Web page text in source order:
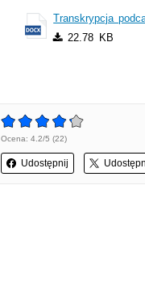
Transkrypcja
22.78 KB
Ocena: 4.2/5 (22)
Udostępnij